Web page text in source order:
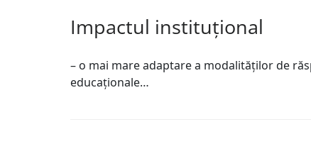
Impactul instituţional
– o mai mare adaptare a modalităților de
educaționale…